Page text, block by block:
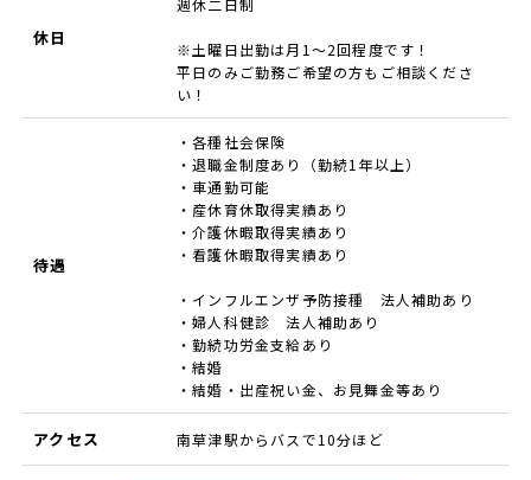
休日
※土曜日出勤は月1～2回程度です！
平日のみご勤務ご希望の方もご相談くださ
い！
待遇
・各種社会保険
・退職金制度あり（勤続1年以上）
・車通勤可能
・産休育休取得実績あり
・介護休暇取得実績あり
・看護休暇取得実績あり
・インフルエンザ予防接種 法人補助あり
・婦人科健診 法人補助あり
・勤続功労金支給あり
・結婚
・結婚・出産祝い金、お見舞金等あり
アクセス 南草津駅からバスで10分ほど